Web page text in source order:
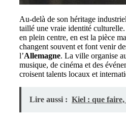
Au-delà de son héritage
taillé une vraie identité
en plein centre, en est la pièce
changent souvent et font venir
l’Allemagne. La ville organise
musique, de cinéma et des
croisent talents locaux et
Lire aussi : Kiel : que